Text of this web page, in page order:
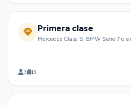
Primera clase
Mercedes Clase S, BMW Serie 7 o
3 3